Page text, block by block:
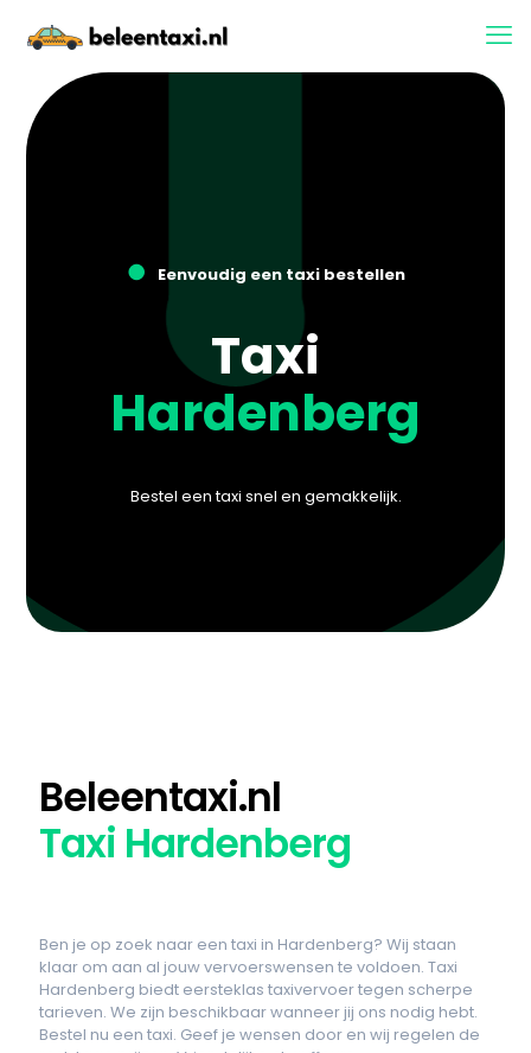
● Eenvoudig een taxi bestellen
Taxi
Hardenberg
Bestel een taxi snel en gemakkelijk.
Beleentaxi.nl
Taxi Hardenberg
Ben je op zoek naar een taxi in Hardenberg? Wij staan
klaar om aan al jouw vervoerswensen te voldoen. Taxi
Hardenberg biedt eersteklas taxivervoer tegen scherpe
tarieven. We zijn beschikbaar wanneer jij ons nodig hebt.
Bestel nu een taxi. Geef je wensen door en wij regelen de